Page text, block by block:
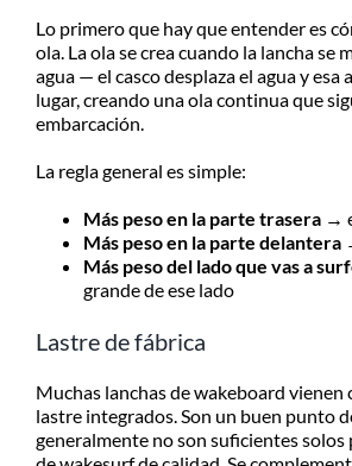
Lo primero que hay que entender es
ola. La ola se crea cuando la lancha se
agua — el casco desplaza el agua y esa
lugar, creando una ola continua que
embarcación.
La regla general es simple:
Más peso en la parte trasera →
Más peso en la parte delantera
Más peso del lado que vas a
grande de ese lado
Lastre de fábrica
Muchas lanchas de wakeboard vienen
lastre integrados. Son un buen punto
generalmente no son suficientes solos